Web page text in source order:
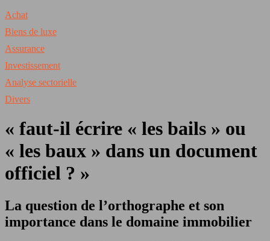
Achat
Biens de luxe
Assurance
Investissement
Analyse sectorielle
Divers
« faut-il écrire « les bails » ou
« les baux » dans un document
officiel ? »
La question de l’orthographe et son
importance dans le domaine immobilier